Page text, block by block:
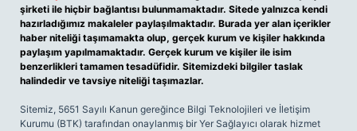
şirketi ile hiçbir bağlantısı bulunmamaktadır. Sitede yalnızca kendi
hazırladığımız makaleler paylaşılmaktadır. Burada yer alan içerikler
haber niteliği taşımamakta olup, gerçek kurum ve kişiler hakkında
paylaşım yapılmamaktadır. Gerçek kurum ve kişiler ile isim
benzerlikleri tamamen tesadüfidir. Sitemizdeki bilgiler taslak
halindedir ve tavsiye niteliği taşımazlar.
Sitemiz, 5651 Sayılı Kanun gereğince Bilgi Teknolojileri ve İletişim
Kurumu (BTK) tarafından onaylanmış bir Yer Sağlayıcı olarak hizmet